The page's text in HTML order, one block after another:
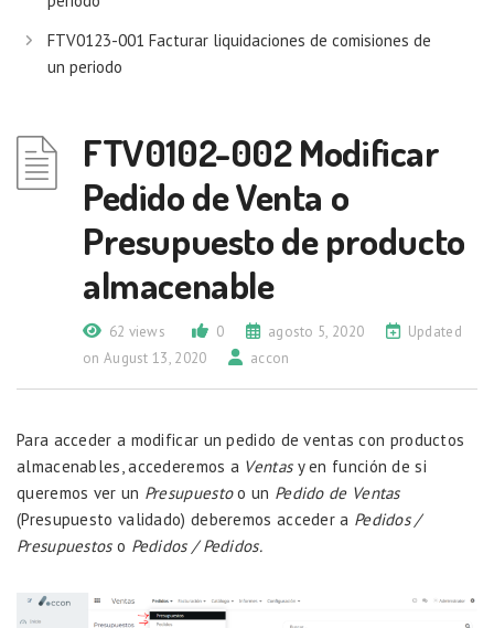
FTV0123-001 Facturar liquidaciones de comisiones de
un periodo
FTV0102-002 Modificar
Pedido de Venta o
Presupuesto de producto
almacenable
62 views 0 agosto 5, 2020
Updated
on August 13, 2020
accon
Para acceder a modificar un pedido de ventas con productos
almacenables, accederemos a Ventasy en función de si
queremos ver un Presupuestoo un Pedido de Ventas
(Presupuesto validado) deberemos acceder a Pedidos /
Presupuestoso Pedidos / Pedidos.